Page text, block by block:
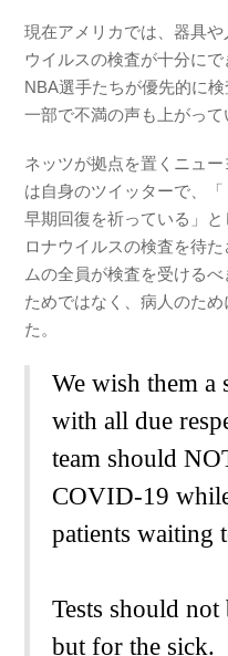
現在アメリカでは、器具
ウイルスの検査が十分にで
NBA選手たちが優先的に
一部で不満の声も上がって
ネッツが拠点を置くニュ
は自身のツイッターで、「
早期回復を祈っている」
ロナウイルスの検査を待
ムの全員が検査を受ける
ためではなく、病人のた
た。
We wish them a
with all due
team should
COVID-19
patients waiting
Tests should
but for the sick.